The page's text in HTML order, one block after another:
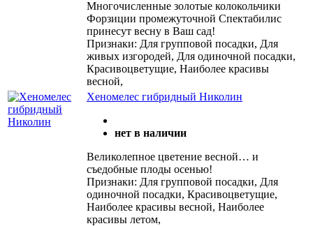
Многочисленные золотые колокольчики
Форзиции промежуточной Спектабилис
принесут весну в Ваш сад!
Признаки: Для групповой посадки, Для
живых изгородей, Для одиночной посадки,
Красивоцветущие, Наиболее красивы
весной,
Хеномелес гибридный Николин
нет в наличии
Великолепное цветение весной… и
съедобные плоды осенью!
Признаки: Для групповой посадки, Для
одиночной посадки, Красивоцветущие,
Наиболее красивы весной, Наиболее
красивы летом,